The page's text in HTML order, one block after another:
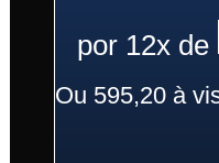
por 12x de
Ou 595,20 à